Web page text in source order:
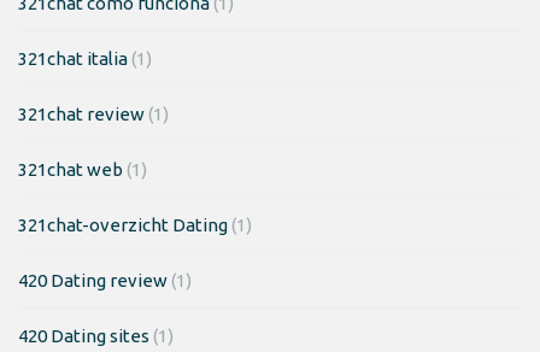
321chat italia(1)
321chat review(1)
321chat web (1)
321chat-overzicht Dating(1)
420 Dating review(1)
420 Dating sites (1)